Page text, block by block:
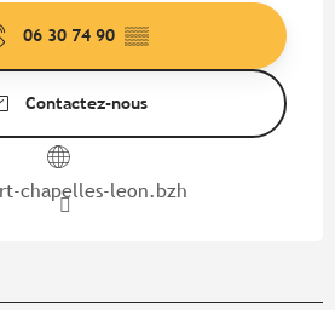
06 30 74 90 ▒▒
Contactez-nous
chapelles-leon.bzh